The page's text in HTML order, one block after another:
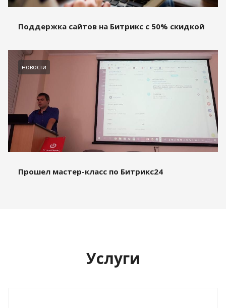
Поддержка сайтов на Битрикс с 50% скидкой
новости
Прошел мастер-класс по Битрикс24
Услуги